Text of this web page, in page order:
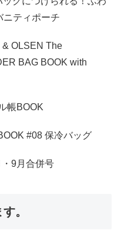
ニティポーチ
& OLSEN The
BAG BOOK with
帳BOOK
#08 保冷バッグ
・9月合併号
。